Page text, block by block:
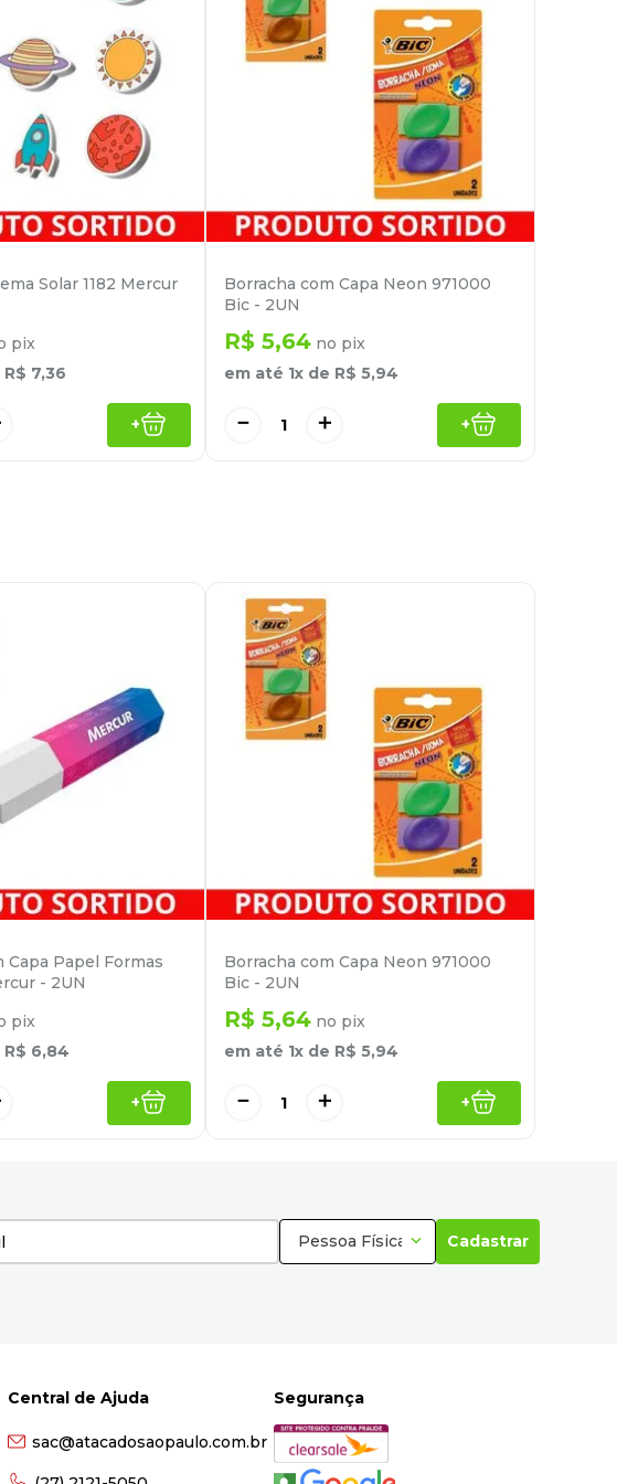
Solar 1182 Mercur
pix
R$ 7,36
+
Borracha com Capa Neon 971000
Bic - 2UN
R$ 5,64 no pix
em até 1x de R$ 5,94
＋
－ +
Capa Papel Formas
- 2UN
pix
R$ 6,84
+
Borracha com Capa Neon 971000
Bic - 2UN
R$ 5,64 no pix
em até 1x de R$ 5,94
＋
－ +
Pessoa Física Cadastrar
Central de Ajuda
sac@atacadosaopaulo.com.br
Segurança